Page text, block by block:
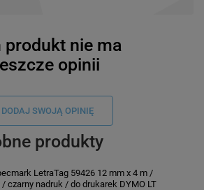
59424 12
/ czarny nadruk
mm x 4 m / do
produkt nie ma
opinii
DODAJ SWOJĄ OPINIĘ
produkty
LetraTag 59426 12 mm x 4 m /
czarny nadruk / do drukarek DYMO LT